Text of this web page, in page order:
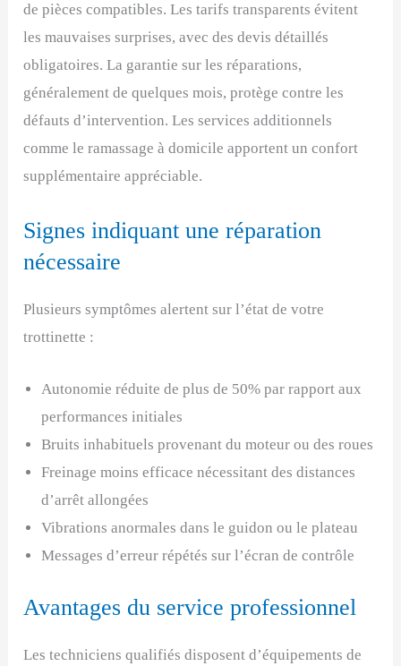
de pièces compatibles. Les tarifs transparents évitent
les mauvaises surprises, avec des devis détaillés
obligatoires. La garantie sur les réparations,
généralement de quelques mois, protège contre les
défauts d’intervention. Les services additionnels
comme le ramassage à domicile apportent un confort
supplémentaire appréciable.
Signes indiquant une réparation
nécessaire
Plusieurs symptômes alertent sur l’état de votre
trottinette :
Autonomie réduite de plus de 50% par rapport aux
performances initiales
Bruits inhabituels provenant du moteur ou des roues
Freinage moins efficace nécessitant des distances
d’arrêt allongées
Vibrations anormales dans le guidon ou le plateau
Messages d’erreur répétés sur l’écran de contrôle
Avantages du service professionnel
Les techniciens qualifiés disposent d’équipements de